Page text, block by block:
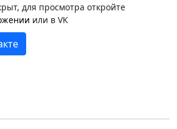
для просмотра откройте
или в VK